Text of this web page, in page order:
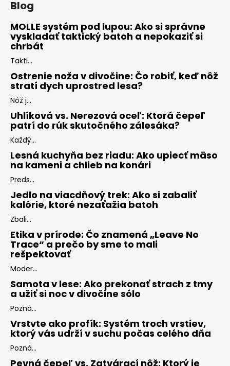
Blog
MOLLE systém pod lupou: Ako si správne
vyskladať taktický batoh a nepokaziť si
chrbát
Takti...
Ostrenie noža v divočine: Čo robiť, keď nôž
stratí dych uprostred lesa?
Nôž j...
Uhlíková vs. Nerezová oceľ: Ktorá čepeľ
patrí do rúk skutočného zálesáka?
Každý...
Lesná kuchyňa bez riadu: Ako upiecť mäso
na kameni a chlieb na konári
Preds...
Jedlo na viacdňový trek: Ako si zabaliť
kalórie, ktoré nezaťažia batoh
Zbali...
Etika v prírode: Čo znamená „Leave No
Trace“ a prečo by sme to mali
rešpektovať
Moder...
Samota v lese: Ako prekonať strach z tmy
a užiť si noc v divočine sólo
Pozná...
Vrstvte ako profík: Systém troch vrstiev,
ktorý vás udrží v suchu počas celého dňa
Pozná...
Pevná čepeľ vs. Zatvárací nôž: Ktorý je